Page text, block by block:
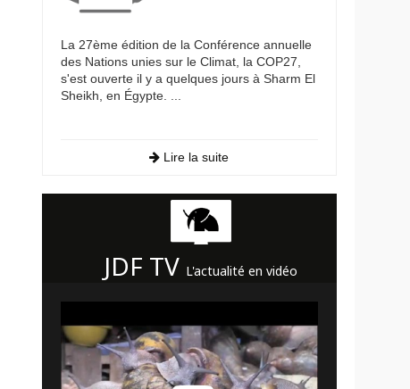
La 27ème édition de la Conférence annuelle
des Nations unies sur le Climat, la COP27,
s'est ouverte il y a quelques jours à Sharm El
Sheikh, en Égypte. ...
Lire la suite
JDF TV L'actualité en vidéo